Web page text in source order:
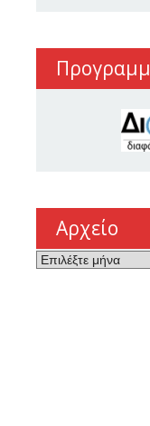
Αρχείο
Αρχείο